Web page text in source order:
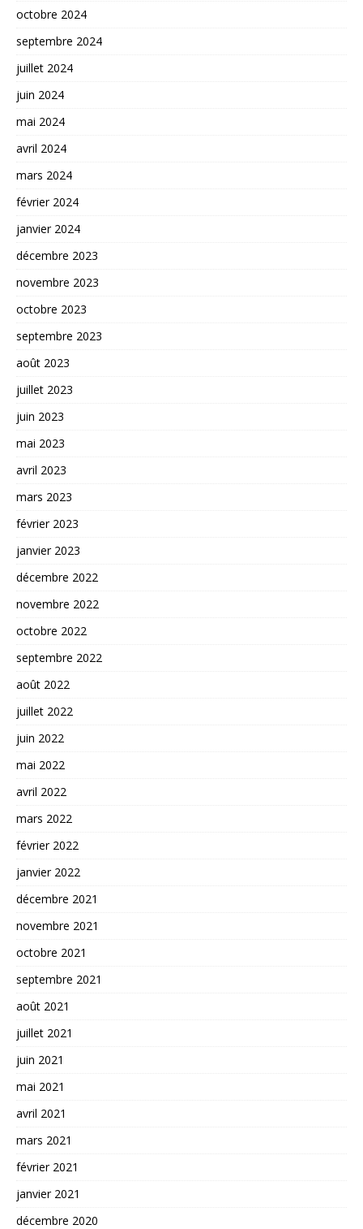
octobre 2024
septembre 2024
juillet 2024
juin 2024
mai 2024
avril 2024
mars 2024
février 2024
janvier 2024
décembre 2023
novembre 2023
octobre 2023
septembre 2023
août 2023
juillet 2023
juin 2023
mai 2023
avril 2023
mars 2023
février 2023
janvier 2023
décembre 2022
novembre 2022
octobre 2022
septembre 2022
août 2022
juillet 2022
juin 2022
mai 2022
avril 2022
mars 2022
février 2022
janvier 2022
décembre 2021
novembre 2021
octobre 2021
septembre 2021
août 2021
juillet 2021
juin 2021
mai 2021
avril 2021
mars 2021
février 2021
janvier 2021
décembre 2020